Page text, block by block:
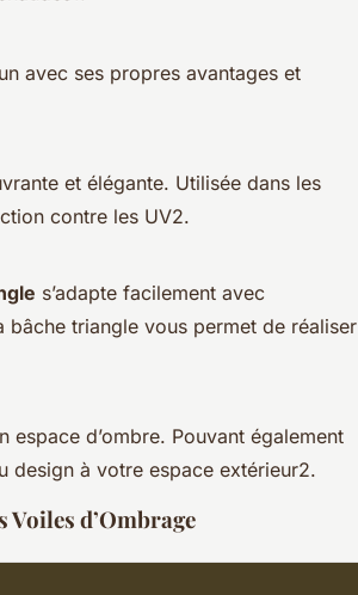
avec ses propres avantages et
et élégante. Utilisée dans les
contre les UV2.
s’adapte facilement avec
bâche triangle vous permet de réaliser
espace d’ombre. Pouvant également
design à votre espace extérieur2.
d’Ombrage